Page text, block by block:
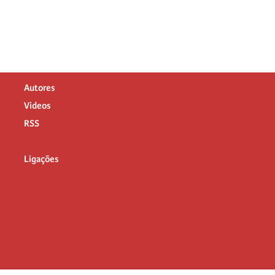
Autores
Videos
RSS
Ligações